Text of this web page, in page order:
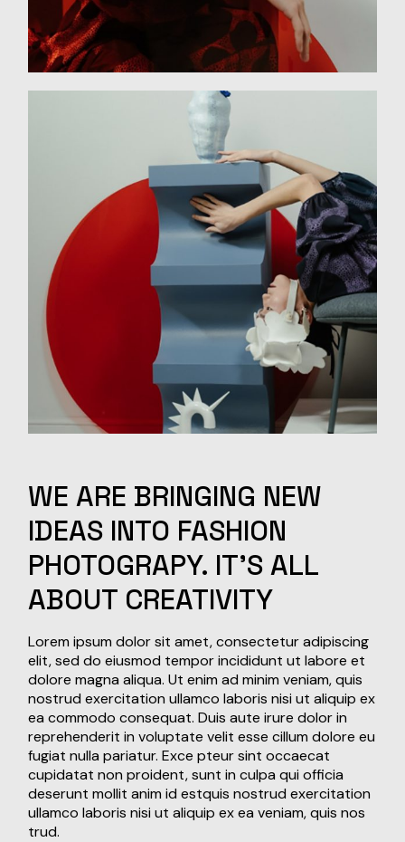
WE ARE BRINGING NEW
IDEAS INTO FASHION
PHOTOGRAPY. IT'S ALL
ABOUT CREATIVITY
Lorem ipsum dolor sit amet, consectetur adipiscing
elit, sed do eiusmod tempor incididunt ut labore et
dolore magna aliqua. Ut enim ad minim veniam, quis
nostrud exercitation ullamco laboris nisi ut aliquip ex
ea commodo consequat. Duis aute irure dolor in
reprehenderit in voluptate velit esse cillum dolore eu
fugiat nulla pariatur. Exce pteur sint occaecat
cupidatat non proident, sunt in culpa qui officia
deserunt mollit anim id estquis nostrud exercitation
ullamco laboris nisi ut aliquip ex ea veniam, quis nos
trud.